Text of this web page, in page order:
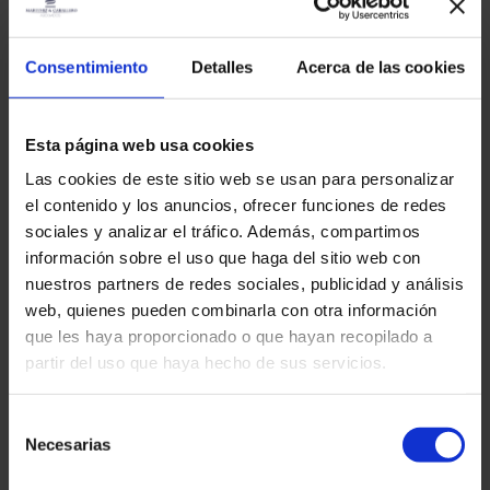
Consentimiento Detalles Acerca de las cookies
Esta página web usa cookies
Las cookies de este sitio web se usan para personalizar
el contenido y los anuncios, ofrecer funciones de redes
sociales y analizar el tráfico. Además, compartimos
información sobre el uso que haga del sitio web con
nuestros partners de redes sociales, publicidad y análisis
web, quienes pueden combinarla con otra información
que les haya proporcionado o que hayan recopilado a
partir del uso que haya hecho de sus servicios.
Necesarias
todo o processo e oferecer-te-emos um serviço integral para que
possas recuperar aquilo a que tens direito. 💪
Liga-nos para: +34 661 49 73 19 📧 Email:
Outras entradas
Alienígenas
Regularização extraordinária 2026 em Espanha:
requisitos, datas, quem pode apresentar o pedido
e como se preparar
Lê mais "
Declaração de rendimentos